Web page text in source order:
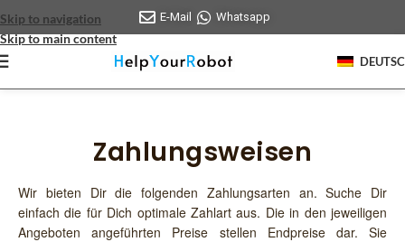
Skip to navigation
Skip to main content
E-Mail Whatsapp
Zahlungsweisen
Wir bieten Dir die folgenden Zahlungsarten an. Suche Dir
einfach die für Dich optimale Zahlart aus. Die in den jeweiligen
Angeboten angeführten Preise stellen Endpreise dar. Sie